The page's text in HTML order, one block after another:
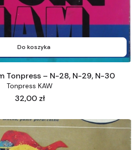
Do koszyka
Tonpress – N-28, N-29, N-30
Tonpress KAW
Cena
32,00 zł